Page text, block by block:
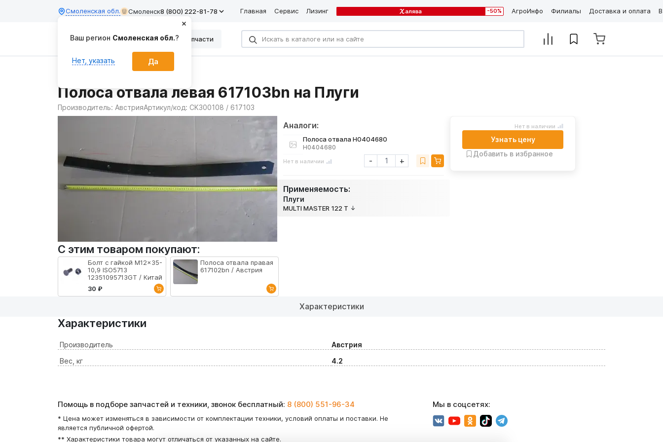
Смоленская обл. Смоленск8 (800) 222-81-78 Главная Сервис Лизинг -50% АгроИнфо Филиалы Доставка и оплата
Каталог Запчасти
Полоса отвала левая 617103bn на Плуги
Производитель: АвстрияАртикул/код: CK300108 / 617103
Аналоги:
Полоса отвала H0404680
H0404680
Нет в наличии - +
Применяемость:
Плуги
MULTI MASTER 122 T
Нет в наличии
Узнать цену
Добавить в избранное
С этим товаром покупают:
Болт с гайкой M12x35-
10,9 ISO5713
12351095713GT / Китай
30 ₽
Полоса отвала правая
617102bn / Австрия
Характеристики
Характеристики
Производитель
Австрия
Вес, кг
4.2
Помощь в подборе запчастей и техники, звонок бесплатный: 8 (800) 551-96-34
* Цена может изменяться в зависимости от комплектации техники, условий оплаты и поставки. Не
является публичной офертой.
** Характеристики товара могут отличаться от указанных на сайте.
Мы в соцсетях:
Ваш регион Смоленская обл.?
Нет, указать Да